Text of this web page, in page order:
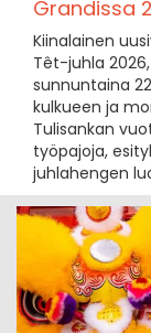
Grandissa
Kiinalainen
Têt-juhla
sunnuntaina
kulkueen ja
Tulisankan
työpajoja,
juhlahengen